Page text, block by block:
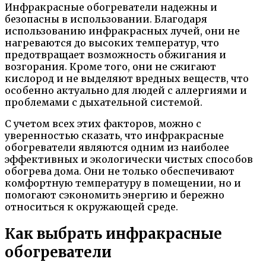
Инфракрасные обогреватели надежны и
безопасны в использовании. Благодаря
использованию инфракрасных лучей, они не
нагреваются до высоких температур, что
предотвращает возможность обжигания и
возгорания. Кроме того, они не сжигают
кислород и не выделяют вредных веществ, что
особенно актуально для людей с аллергиями и
проблемами с дыхательной системой.
С учетом всех этих факторов, можно с
уверенностью сказать, что инфракрасные
обогреватели являются одним из наиболее
эффективных и экологически чистых способов
обогрева дома. Они не только обеспечивают
комфортную температуру в помещении, но и
помогают сэкономить энергию и бережно
относиться к окружающей среде.
Как выбрать инфракрасные
обогреватели